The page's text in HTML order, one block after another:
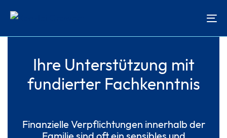
links
Ihre Unterstützung mit
fundierter Fachkenntnis
Finanzielle Verpflichtungen innerhalb der